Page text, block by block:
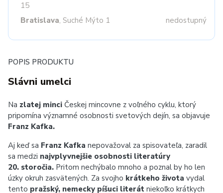
15
Bratislava, Suché Mýto 1 nedostupný
POPIS PRODUKTU
Slávni umelci
Na zlatej minci Českej mincovne z voľného cyklu, ktorý
pripomína významné osobnosti svetových dejín, sa objavuje
Franz Kafka.
Aj keď sa Franz Kafka nepovažoval za spisovateľa, zaradil
sa medzi najvplyvnejšie osobnosti literatúry
20. storočia. Pritom nechýbalo mnoho a poznal by ho len
úzky okruh zasvätených. Za svojho krátkeho života vydal
tento pražský, nemecky píšuci literát niekoľko krátkych